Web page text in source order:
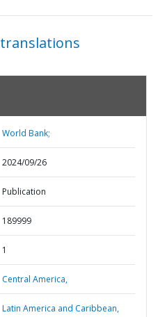
World Bank;
2024/09/26
Publication
189999
1
Central America,
Latin America and Caribbean,